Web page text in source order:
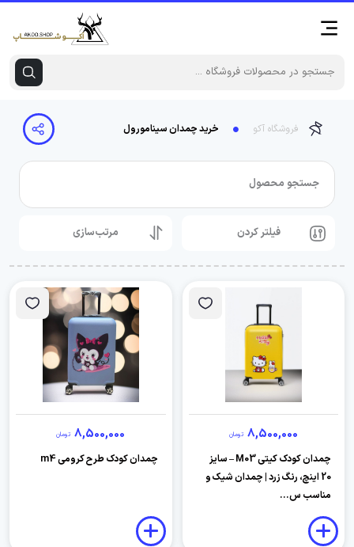
فروشگاه آکو خرید چمدان سینامورول
جستجو محصول
فیلتر کردن مرتب‌سازی
8,500,000 تومان
چمدان کودک کیتی M03 – سایز
20 اینچ، رنگ زرد | چمدان شیک و
مناسب س...
8,500,000 تومان
چمدان کودک طرح کرومی m4